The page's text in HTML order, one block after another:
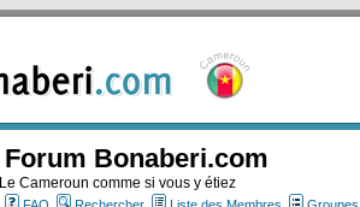
Forum Bonaberi.com
Le Cameroun comme si vous y étiez